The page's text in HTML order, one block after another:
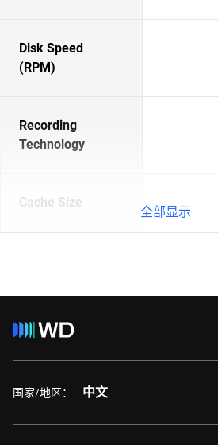
Disk Speed
(RPM)
Recording
Technology
Cache Size
全部显示
国家/地区： 中文